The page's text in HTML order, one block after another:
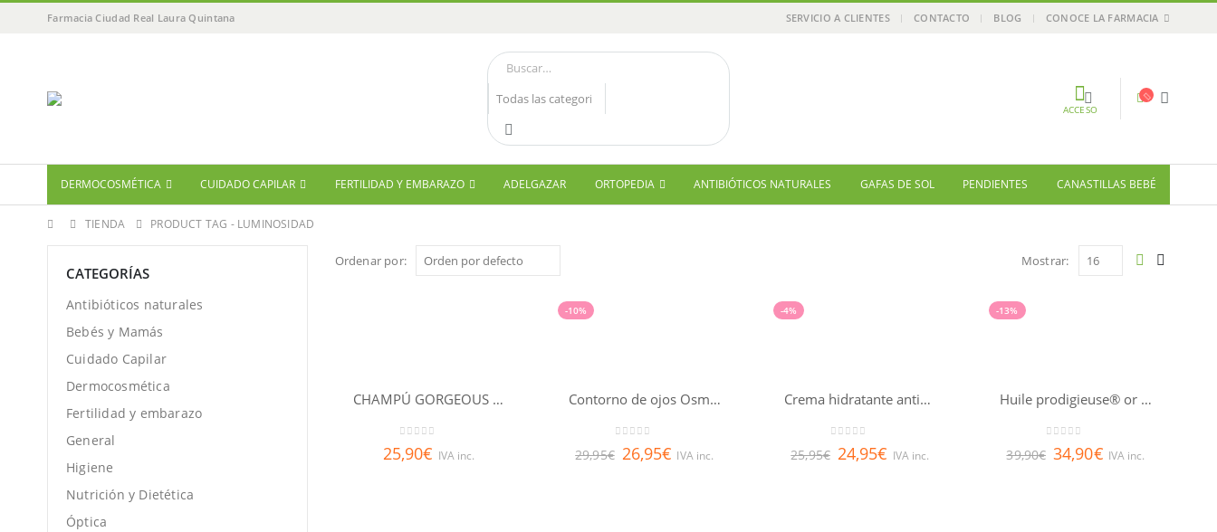
Farmacia Ciudad Real Laura Quintana SERVICIO A CLIENTES CONTACTO BLOG CONOCE LA FARMACIA
ACCESO
DERMOCOSMÉTICA CUIDADO CAPILAR FERTILIDAD Y EMBARAZO ADELGAZAR ORTOPEDIA ANTIBIÓTICOS NATURALES GAFAS DE SOL PENDIENTES CANASTILLAS BEBÉ
TIENDA PRODUCT TAG - LUMINOSIDAD
Ordenar por: Mostrar:
CHAMPÚ GORGEOUS HAIR MONCHO MORENO 250ML
0 out of 5
25,90€ IVA inc.
-10%
Contorno de ojos Osmótico LQ
out of 5
29,95€ 26,95€ IVA inc.
-4%
Crema hidratante antiedad rica LQ
out of 5
25,95€ 24,95€ IVA inc.
-13%
Huile prodigieuse® or NUXE 100ml
out of 5
39,90€ 34,90€ IVA inc.
CATEGORÍAS
Antibióticos naturales
Bebés y Mamás
Cuidado Capilar
Dermocosmética
Fertilidad y embarazo
General
Higiene
Nutrición y Dietética
Óptica